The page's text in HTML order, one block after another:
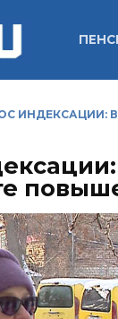
ИНДЕКСАЦИИ: